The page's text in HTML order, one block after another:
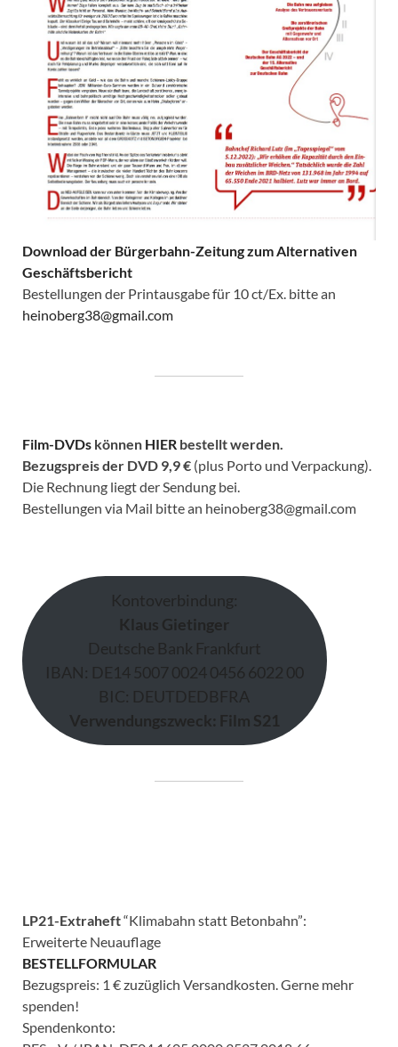
Download der Bürgerbahn-Zeitung zum Alternativen
Geschäftsbericht
Bestellungen der Printausgabe für 10 ct/Ex. bitte an
heinoberg38@gmail.com
Film-DVDs können HIER bestellt werden.
Bezugspreis der DVD 9,9 € (plus Porto und Verpackung).
Die Rechnung liegt der Sendung bei.
Bestellungen via Mail bitte an heinoberg38@gmail.com
Kontoverbindung:
Klaus Gietinger
Deutsche Bank Frankfurt
IBAN: DE14 5007 0024 0456 6022 00
BIC: DEUTDEDBFRA
Verwendungszweck: Film S21
LP21-Extraheft“Klimabahn statt Betonbahn”:
Erweiterte Neuauflage
BESTELLFORMULAR
Bezugspreis: 1 € zuzüglich Versandkosten. Gerne mehr
spenden!
Spendenkonto: